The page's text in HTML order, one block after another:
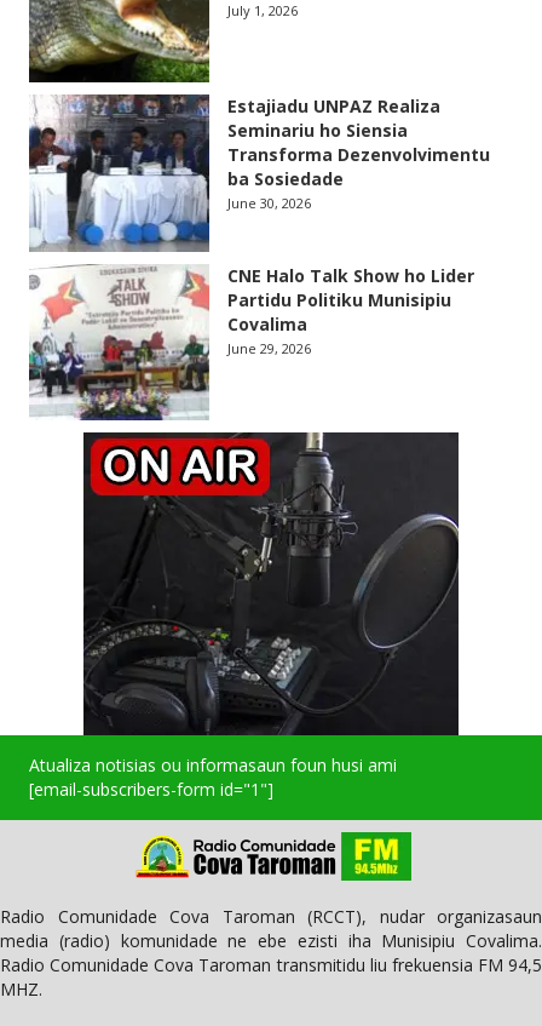
July 1, 2026
Estajiadu UNPAZ Realiza
Seminariu ho Siensia
Transforma Dezenvolvimentu
ba Sosiedade
June 30, 2026
CNE Halo Talk Show ho Lider
Partidu Politiku Munisipiu
Covalima
June 29, 2026
Atualiza notisias ou informasaun foun husi ami
[email-subscribers-form id="1"]
Radio Comunidade Cova Taroman (RCCT), nudar organizasaun
media (radio) komunidade ne ebe ezisti iha Munisipiu Covalima.
Radio Comunidade Cova Taroman transmitidu liu frekuensia FM 94,5
MHZ.